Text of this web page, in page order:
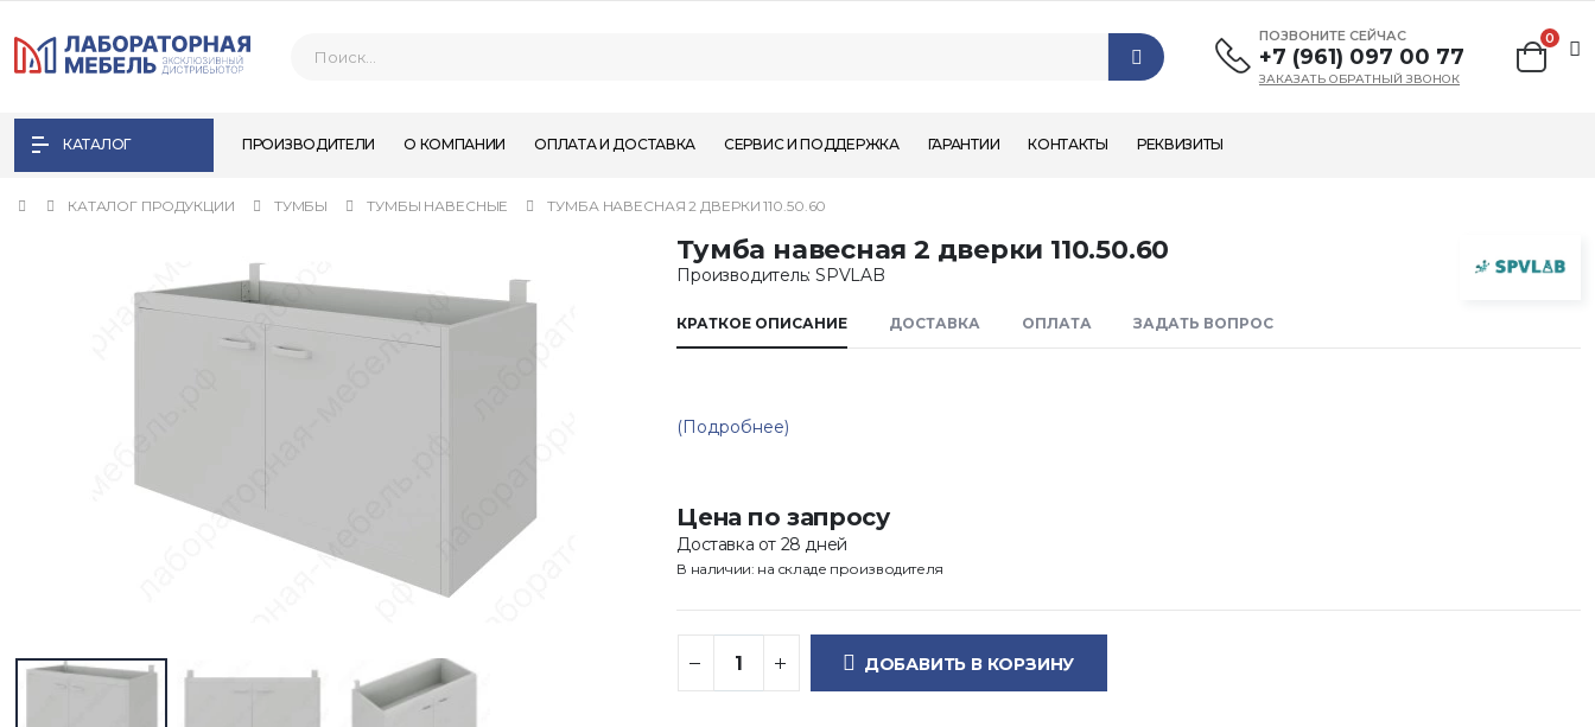
ПОЗВОНИТЕ СЕЙЧАС
+7 (961) 097 00 77
ЗАКАЗАТЬ ОБРАТНЫЙ ЗВОНОК
0
КАТАЛОГ ПРОИЗВОДИТЕЛИ О КОМПАНИИ ОПЛАТА И ДОСТАВКА СЕРВИС И ПОДДЕРЖКА ГАРАНТИИ КОНТАКТЫ РЕКВИЗИТЫ
КАТАЛОГ ПРОДУКЦИИ ТУМБЫ ТУМБЫ НАВЕСНЫЕ ТУМБА НАВЕСНАЯ 2 ДВЕРКИ 110.50.60
Тумба навесная 2 дверки 110.50.60
Производитель: SPVLAB
КРАТКОЕ ОПИСАНИЕ ДОСТАВКА ОПЛАТА ЗАДАТЬ ВОПРОС
(Подробнее)
Цена по запросу
Доставка от 28 дней
В наличии: на складе производителя
ДОБАВИТЬ В КОРЗИНУ